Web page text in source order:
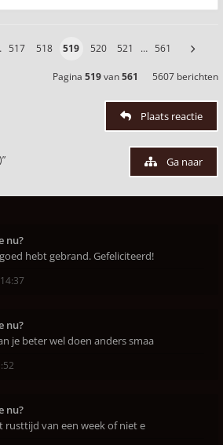
517 518 519 520 521 … 561
Pagina 519van561 5607 berichten
Plaats reactie
Ga naar
nu?
hebt gebrand. Gefeliciteerd!
nu?
je beter wel doen anders smaa
nu?
rusttijd van een week of niet e